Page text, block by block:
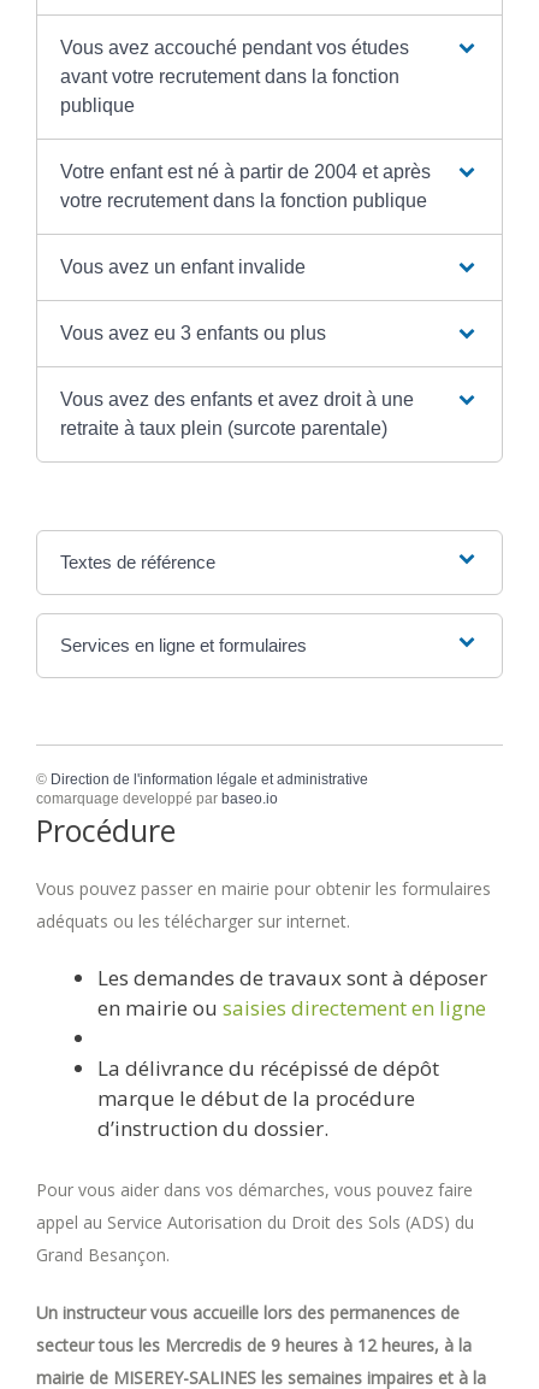
Vous avez accouché pendant vos études
avant votre recrutement dans la fonction
publique
Votre enfant est né à partir de 2004 et après
votre recrutement dans la fonction publique
Vous avez un enfant invalide
Vous avez eu 3 enfants ou plus
Vous avez des enfants et avez droit à une
retraite à taux plein (surcote parentale)
Textes de référence
Services en ligne et formulaires
© Direction de l'information légale et administrative
comarquage developpé par baseo.io
Procédure
Vous pouvez passer en mairie pour obtenir les formulaires
adéquats ou les télécharger sur internet.
Les demandes de travaux sont à déposer
en mairie ou saisies directement en ligne
La délivrance du récépissé de dépôt
marque le début de la procédure
d’instruction du dossier.
Pour vous aider dans vos démarches, vous pouvez faire
appel au Service Autorisation du Droit des Sols (ADS) du
Grand Besançon.
Un instructeur vous accueille lors des permanences de
secteur tous les Mercredis de 9 heures à 12 heures, à la
mairie de MISEREY-SALINES les semaines impaires et à la